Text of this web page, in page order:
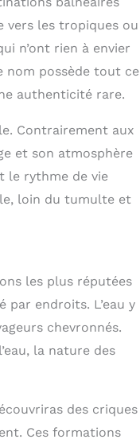
vers les tropiques ou
n’ont rien à envier
nom possède tout ce
authenticité rare.
Contrairement aux
et son atmosphère
le rythme de vie
loin du tumulte et
les plus réputées
par endroits. L’eau y
chevronnés.
la nature des
des criques
Ces formations